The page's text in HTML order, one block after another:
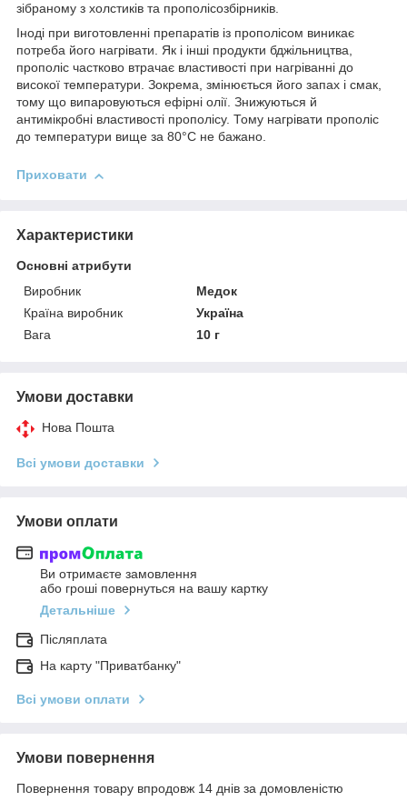
зібраному з холстиків та прополісозбірників.
Іноді при виготовленні препаратів із прополісом виникає
потреба його нагрівати. Як і інші продукти бджільництва,
прополіс частково втрачає властивості при нагріванні до
високої температури. Зокрема, змінюється його запах і смак,
тому що випаровуються ефірні олії. Знижуються й
антимікробні властивості прополісу. Тому нагрівати прополіс
до температури вище за 80°С не бажано.
Приховати
Характеристики
Основні атрибути
Виробник
Медок
Країна виробник
Україна
Вага
10 г
Умови доставки
Нова Пошта
Всі умови доставки
Умови оплати
Ви отримаєте замовлення
або гроші повернуться на вашу картку
Детальніше
Післяплата
На карту "Приватбанку"
Всі умови оплати
Умови повернення
Повернення товару впродовж 14 днів за домовленістю